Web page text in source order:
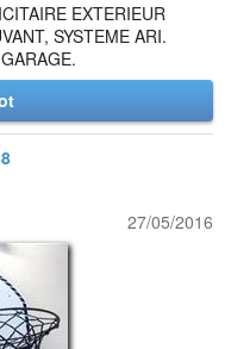
EXTERIEUR
SYSTEME ARI.
27/05/2016